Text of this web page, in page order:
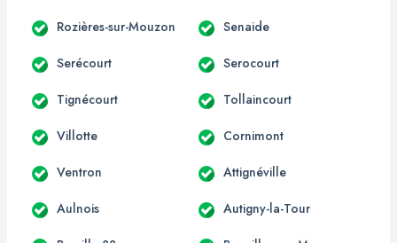
Rozières-sur-Mouzon Senaide
Serécourt Serocourt
Tignécourt Tollaincourt
Villotte Cornimont
Ventron Attignéville
Aulnois Autigny-la-Tour